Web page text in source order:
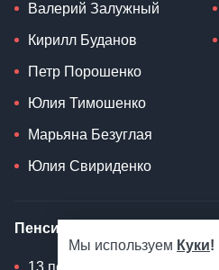
Мы используем Куки!
Валерий Залужный
Кирилл Буданов
Петр Порошенко
Юлия Тимошенко
Марьяна Безуглая
Юлия Свириденко
Пенсия